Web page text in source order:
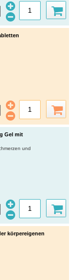
Gel mit
und
körpereigenen